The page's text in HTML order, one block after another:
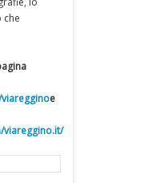
che
e
viareggino.it/